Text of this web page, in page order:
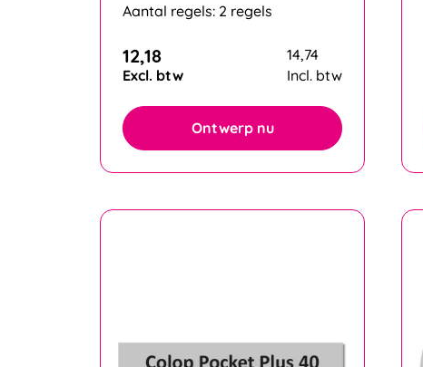
Aantal regels: 2 regels
12,18
Excl. btw
14,74
Incl. btw
Ontwerp nu